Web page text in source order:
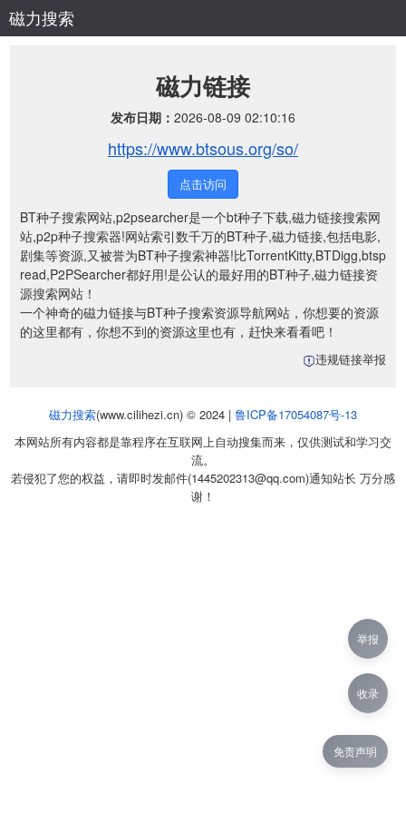
磁力搜索
磁力链接
发布日期： 2026-08-09 02:10:16
https://www.btsous.org/so/
点击访问
BT种子搜索网站,p2psearcher是一个bt种子下载,磁力链接搜索网
站,p2p种子搜索器!网站索引数千万的BT种子,磁力链接,包括电影,
剧集等资源,又被誉为BT种子搜索神器!比TorrentKitty,BTDigg,btsp
read,P2PSearcher都好用!是公认的最好用的BT种子,磁力链接资
源搜索网站！
一个神奇的磁力链接与BT种子搜索资源导航网站，你想要的资源
的这里都有，你想不到的资源这里也有，赶快来看看吧！
违规链接举报
磁力搜索(www.cilihezi.cn) © 2024 | 鲁ICP备17054087号-13
本网站所有内容都是靠程序在互联网上自动搜集而来，仅供测试和学习交
流。
若侵犯了您的权益，请即时发邮件(1445202313@qq.com)通知站长 万分感
谢！
免责声明
举报
收录